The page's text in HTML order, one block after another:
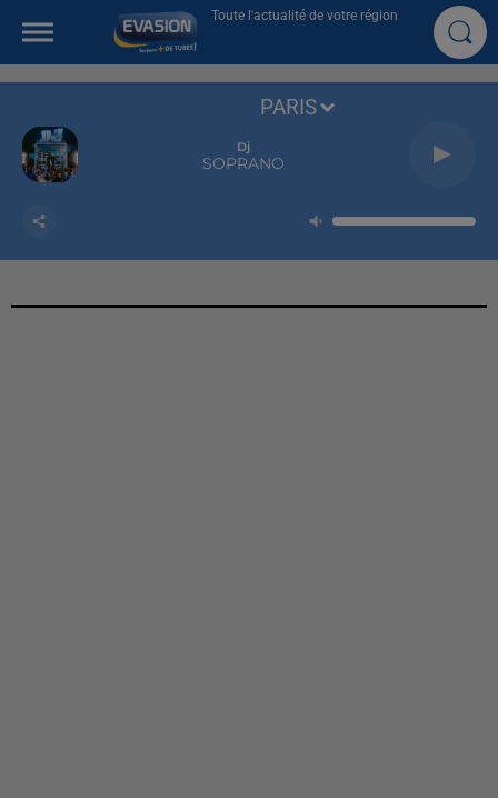
Toute l'actualité de votre région
Dj
SOPRANO
PARIS